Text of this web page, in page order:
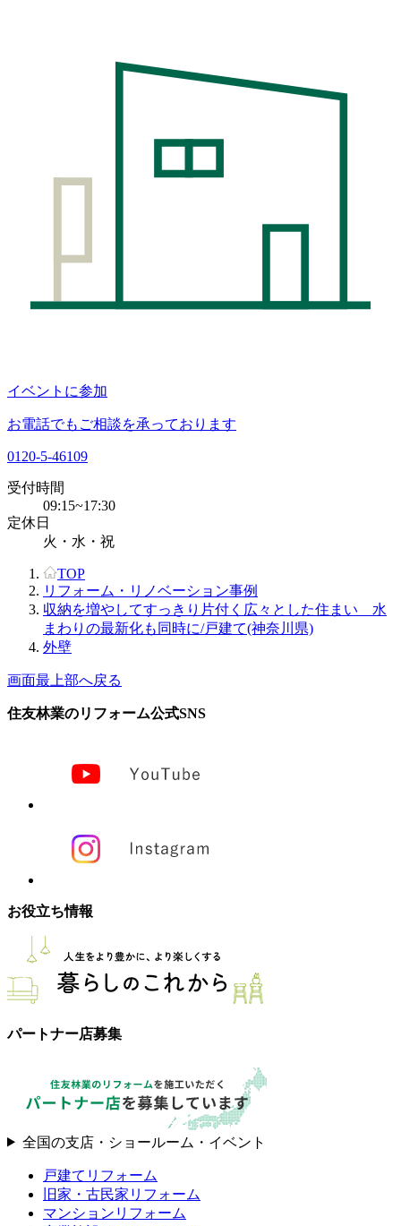
イベントに参加
お電話でもご相談を承っております
0120-5-46109
受付時間
09:15~17:30
定休日
火・水・祝
TOP
リフォーム・リノベーション事例
収納を増やしてすっきり片付く広々とした住まい 水
まわりの最新化も同時に/戸建て(神奈川県)
外壁
画面最上部へ戻る
住友林業のリフォーム公式SNS
お役立ち情報
パートナー店募集
全国の支店・ショールーム・イベント
戸建てリフォーム
旧家・古民家リフォーム
マンションリフォーム